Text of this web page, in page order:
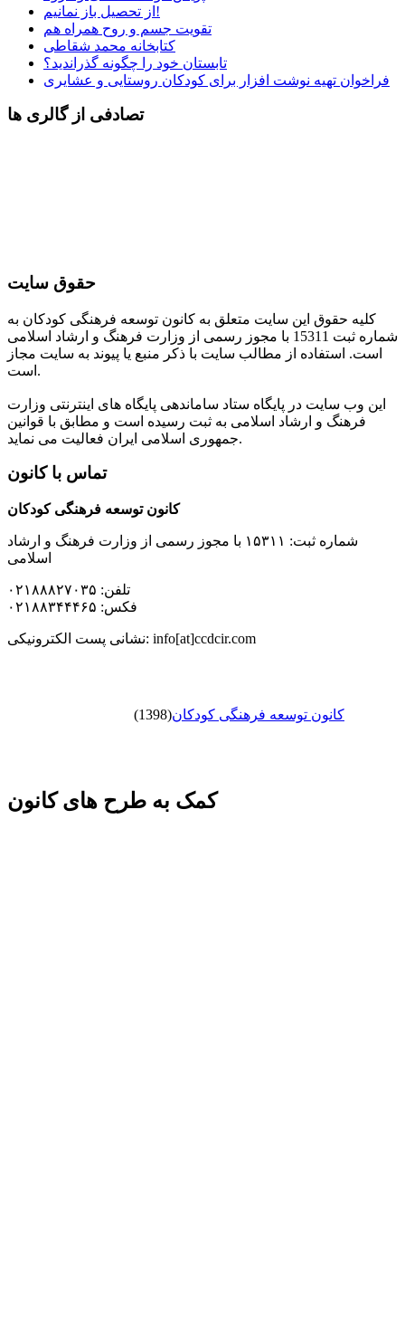
از تحصیل باز نمانیم!
تقویت جسم و روح همراه هم
کتابخانه محمد شقاطی
تابستان خود را چگونه گذراندید؟
فراخوان تهیه نوشت افزار برای کودکان روستایی و عشایری
تصادفی از گالری ها
حقوق سایت
کلیه حقوق این سایت متعلق به کانون توسعه فرهنگی کودکان به
شماره ثبت 15311 با مجوز رسمی از وزارت فرهنگ و ارشاد اسلامی
است. استفاده از مطالب سایت با ذکر منبع یا پیوند به سایت مجاز
است.
این وب سایت در پایگاه ستاد ساماندهی پایگاه های اینترنتی وزارت
فرهنگ و ارشاد اسلامی به ثبت رسیده است و مطابق با قوانین
جمهوری اسلامی ایران فعالیت می نماید.
تماس با کانون
کانون توسعه فرهنگی کودکان
شماره ثبت: ۱۵۳۱۱ با مجوز رسمی از وزارت فرهنگ و ارشاد
اسلامی
تلفن: ۰۲۱۸۸۸۲۷۰۳۵
فکس: ۰۲۱۸۸۳۴۴۴۶۵
نشانی پست الکترونیکی: info[at]ccdcir.com
کانون توسعه فرهنگی کودکان(1398)
کمک به طرح های کانون